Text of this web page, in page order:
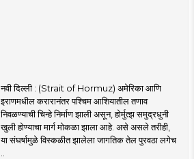
नवी दिल्ली : (Strait of Hormuz) अमेरिका आणि
इराणमधील करारानंतर पश्चिम आशियातील तणाव
निवळण्याची चिन्हे निर्माण झाली असून, होर्मुत्झ समुद्रधुनी
खुली होण्याचा मार्ग मोकळा झाला आहे. असे असले तरीही,
या संघर्षामुळे विस्कळीत झालेला जागतिक तेल पुरवठा लगेच